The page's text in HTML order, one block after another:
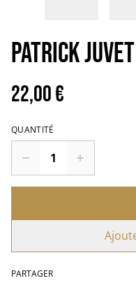
Patrick
22,00 €
QUANTITÉ
PARTAGER